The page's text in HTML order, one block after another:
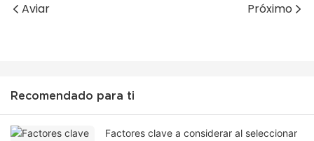
Aviar Próximo
Recomendado para ti
Factores clave a considerar al seleccionar